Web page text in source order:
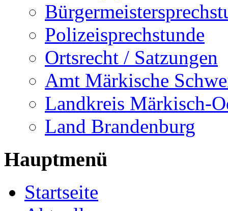
Polizeisprechstunde
Ortsrecht / Satzungen
Amt Märkische
Landkreis Märkisch-
Land Brandenburg
Hauptmenü
Startseite